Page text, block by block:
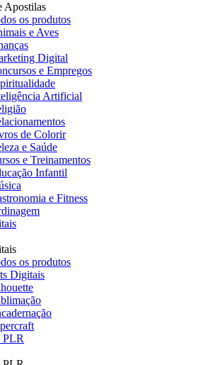
Apostilas
os produtos
e Aves
Digital
e Empregos
Artificial
de Colorir
e Saúde
e Treinamentos
Infantil
e Fitness
os produtos
Digitais
PLR